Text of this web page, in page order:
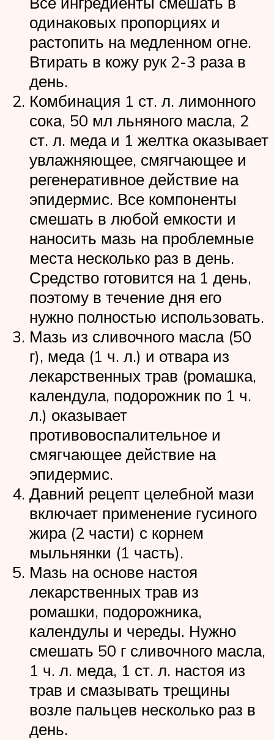
одинаковых пропорциях и
растопить на медленном огне.
Втирать в кожу рук 2-3 раза в
день.
Комбинация 1 ст. л. лимонного
сока, 50 мл льняного масла, 2
ст. л. меда и 1 желтка оказывает
увлажняющее, смягчающее и
регенеративное действие на
эпидермис. Все компоненты
смешать в любой емкости и
наносить мазь на проблемные
места несколько раз в день.
Средство готовится на 1 день,
поэтому в течение дня его
нужно полностью использовать.
Мазь из сливочного масла (50
г), меда (1 ч. л.) и отвара из
лекарственных трав (ромашка,
календула, подорожник по 1 ч.
л.) оказывает
противовоспалительное и
смягчающее действие на
эпидермис.
Давний рецепт целебной мази
включает применение гусиного
жира (2 части) с корнем
мыльнянки (1 часть).
Мазь на основе настоя
лекарственных трав из
ромашки, подорожника,
календулы и череды. Нужно
смешать 50 г сливочного масла,
1 ч. л. меда, 1 ст. л. настоя из
трав и смазывать трещины
возле пальцев несколько раз в
день.